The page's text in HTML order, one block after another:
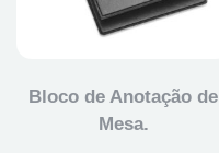
Bloco de Anotação de
Mesa.